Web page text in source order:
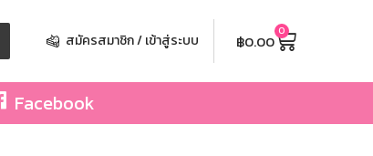
สมัครสมาชิก / เข้าสู่ระบบ ฿0.00 0
Facebook